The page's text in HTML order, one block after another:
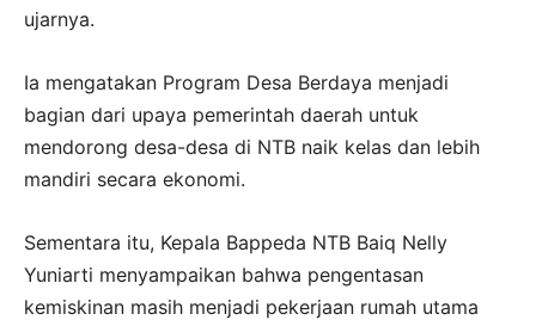
ujarnya.
Ia mengatakan Program Desa Berdaya menjadi
bagian dari upaya pemerintah daerah untuk
mendorong desa-desa di NTB naik kelas dan lebih
mandiri secara ekonomi.
Sementara itu, Kepala Bappeda NTB Baiq Nelly
Yuniarti menyampaikan bahwa pengentasan
kemiskinan masih menjadi pekerjaan rumah utama